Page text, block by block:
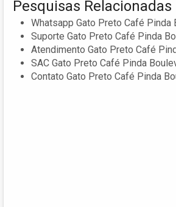
Pesquisas Relacionadas
Whatsapp Gato Preto Café Pinda
Suporte Gato Preto Café Pinda
Atendimento Gato Preto Café
SAC Gato Preto Café Pinda
Contato Gato Preto Café Pinda